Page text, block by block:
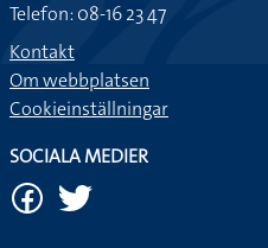
Telefon: 08-16 23 47
Kontakt
Om webbplatsen
Cookieinställningar
SOCIALA MEDIER